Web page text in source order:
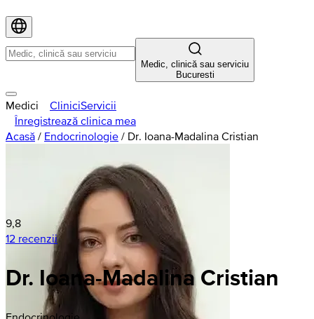
Medic, clinică sau serviciu
Bucuresti
Medici CliniciServicii
Înregistrează clinica mea
Acasă / Endocrinologie / Dr. Ioana-Madalina Cristian
9,8
12 recenzii
Dr. Ioana-Madalina Cristian